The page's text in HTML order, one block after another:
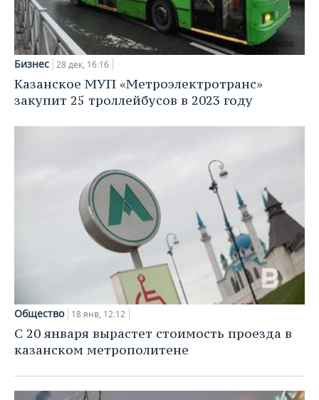
Бизнес 28 дек, 16:16
Казанское МУП «Метроэлектротранс»
закупит 25 троллейбусов в 2023 году
Общество 18 янв, 12:12
С 20 января вырастет стоимость проезда в
казанском метрополитене